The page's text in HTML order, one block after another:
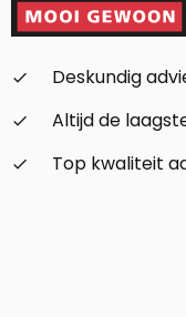
check_small
Deskundig
check_small
Altijd de
check_small
Top kwaliteit